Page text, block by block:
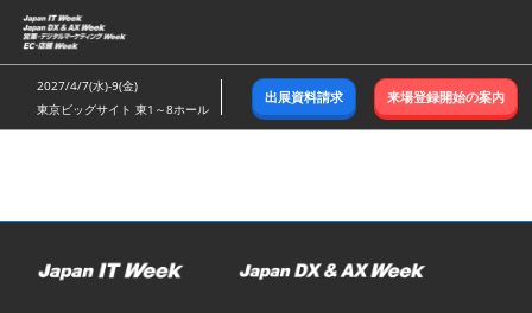
ス
キ
ッ
し
む
2027/4/7(水)-9(金)
東京ビッグサイト 東1～8ホール
出展資料請求 来場登録開始の案内